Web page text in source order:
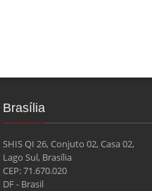
Brasília
SHIS QI 26, Conjuto 02, Casa 02,
Lago Sul, Brasília
CEP: 71.670.020
DF - Brasil